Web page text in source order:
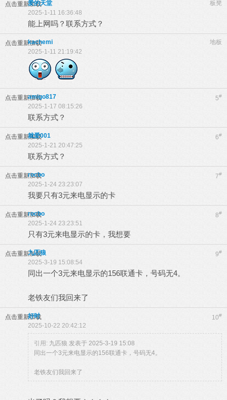
点击重新加载 板凳
爱的天堂
2025-1-11 16:36:48
能上网吗？联系方式？
点击重新加载 地板
kachemi
2025-1-11 21:19:42
点击重新加载 5#
amigo817
2025-1-17 08:15:26
联系方式？
点击重新加载 6#
就爱001
2025-1-21 20:47:25
联系方式？
点击重新加载 7#
rocbo
2025-1-24 23:23:07
我要只有3元来电显示的卡
点击重新加载 8#
rocbo
2025-1-24 23:23:51
只有3元来电显示的卡，我想要
点击重新加载 9#
九匹狼
2025-3-19 15:08:54
同出一个3元来电显示的156联通卡，号码无4。
老铁友们我回来了
点击重新加载 10#
好时
2025-10-22 20:42:12
引用: 九匹狼 发表于 2025-3-19 15:08
同出一个3元来电显示的156联通卡，号码无4。
老铁友们我回来了